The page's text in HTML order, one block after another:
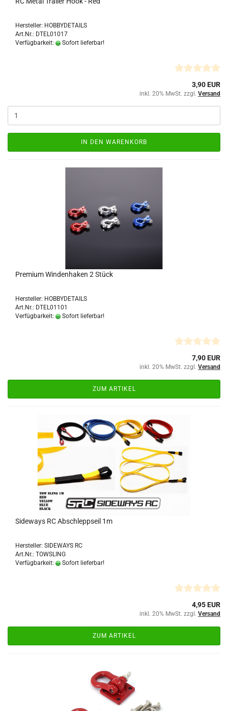
Hersteller: HOBBYDETAILS
Art.Nr.: DTEL01017
Verfügbarkeit:
Sofort lieferbar!
3,90 EUR
inkl. 20% MwSt. zzgl. Versand
IN DEN WARENKORB
Premium Windenhaken 2 Stück
Hersteller: HOBBYDETAILS
Art.Nr.: DTEL01101
Verfügbarkeit:
Sofort lieferbar!
7,90 EUR
inkl. 20% MwSt. zzgl. Versand
ZUM ARTIKEL
Sideways RC Abschleppseil 1m
Hersteller: SIDEWAYS RC
Art.Nr.: TOWSLING
Verfügbarkeit:
Sofort lieferbar!
4,95 EUR
inkl. 20% MwSt. zzgl. Versand
ZUM ARTIKEL